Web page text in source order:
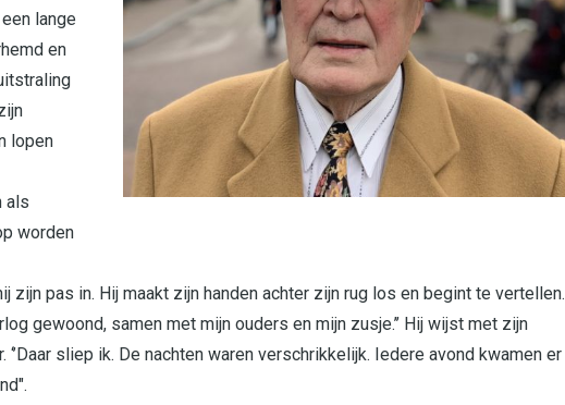
lange
en
lopen
als
worden
zijn pas in. Hij maakt zijn handen achter zijn rug los en begint te vertellen.
gewoond, samen met mijn ouders en mijn zusje.’’ Hij wijst met zijn
sliep ik. De nachten waren verschrikkelijk. Iedere avond kwamen er